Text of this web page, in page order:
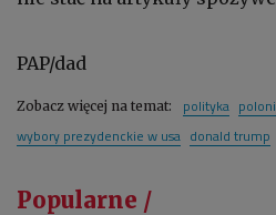
PAP/dad
Zobacz więcej na temat: polityka
wybory prezydenckie w usa donald trump
Popularne /